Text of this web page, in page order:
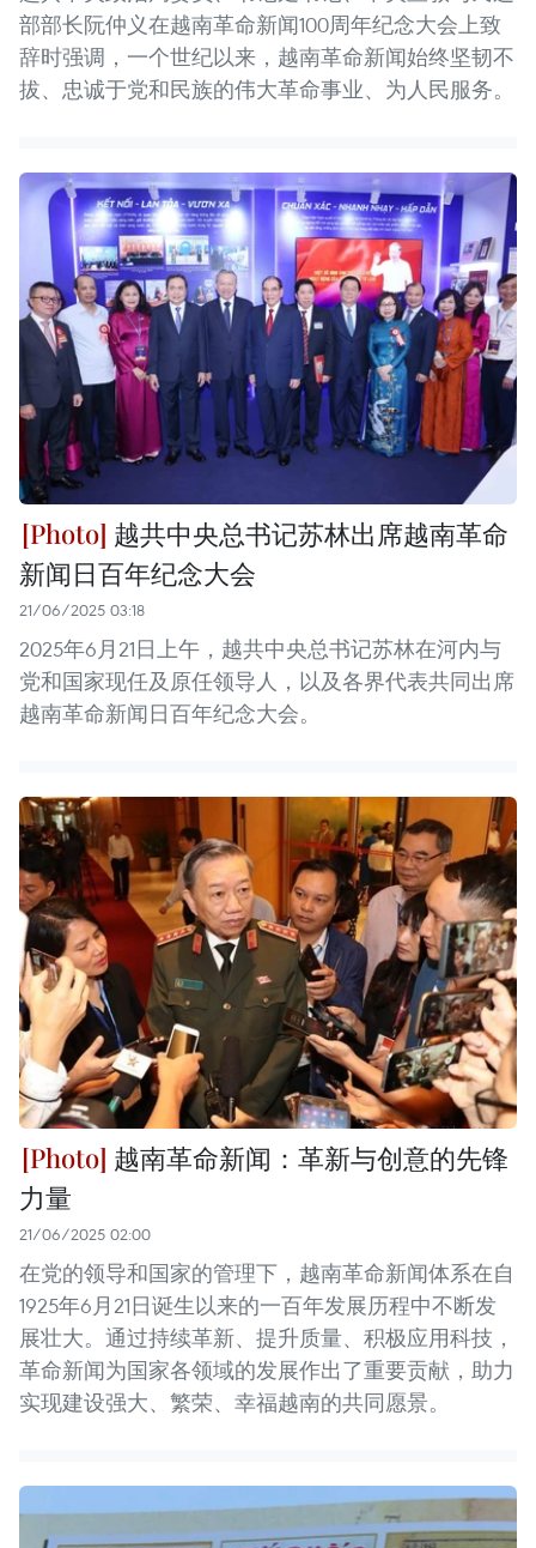
部部长阮仲义在越南革命新闻100周年纪念大会上致
辞时强调，一个世纪以来，越南革命新闻始终坚韧不
拔、忠诚于党和民族的伟大革命事业、为人民服务。
越共中央总书记苏林出席越南革命
新闻日百年纪念大会
21/06/2025 03:18
2025年6月21日上午，越共中央总书记苏林在河内与
党和国家现任及原任领导人，以及各界代表共同出席
越南革命新闻日百年纪念大会。
越南革命新闻：革新与创意的先锋
力量
21/06/2025 02:00
在党的领导和国家的管理下，越南革命新闻体系在自
1925年6月21日诞生以来的一百年发展历程中不断发
展壮大。通过持续革新、提升质量、积极应用科技，
革命新闻为国家各领域的发展作出了重要贡献，助力
实现建设强大、繁荣、幸福越南的共同愿景。